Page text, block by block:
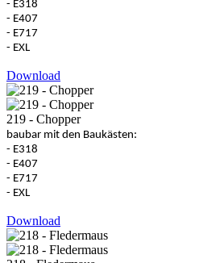
- E318
- E407
- E717
- EXL
Download
219 - Chopper
baubar mit den Baukästen:
- E318
- E407
- E717
- EXL
Download